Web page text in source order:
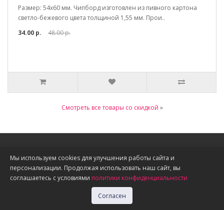
Размер: 54х60 мм. Чипборд изготовлен из пивного картона
светло-бежевого цвета толщиной 1,55 мм. Прои..
34.00 р.
48.00 р.
Смотреть все товары со скидкой »
Информация
О нас
Доставка, оплата, скидки
Политика конфиденциальности
Мы используем cookies для улучшения работы сайта и
персонализации. Продолжая использовать наш сайт, вы
соглашаетесь с условиями политики конфиденциальности
Согласен